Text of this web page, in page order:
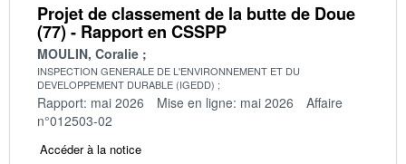
Projet de classement de la butte de Doue
(77) - Rapport en CSSPP
MOULIN, Coralie
INSPECTION GENERALE DE L'ENVIRONNEMENT ET DU
DEVELOPPEMENT DURABLE (IGEDD)
Rapport: mai 2026 Mise en ligne: mai 2026
Affaire
n°012503-02
Accéder à la notice